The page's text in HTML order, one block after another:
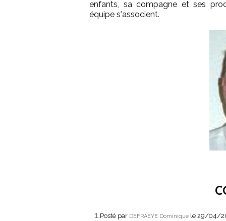
enfants, sa compagne et ses
équipe s'associent.
1.Posté par DEFRAEYE Dominique le 29/04/